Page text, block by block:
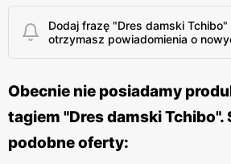
Dodaj frazę "Dres damski
otrzymasz powiadomienia o
Obecnie nie posiadamy
tagiem "Dres damski Tchibo".
podobne oferty: